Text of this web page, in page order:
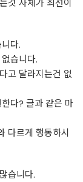
것 자체가 최선이
다.
습니다.
고 달라지는건 없
다? 글과 같은 마
다르게 행동하시
습니다.